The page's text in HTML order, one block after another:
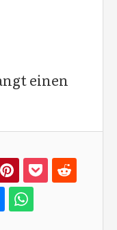
einen